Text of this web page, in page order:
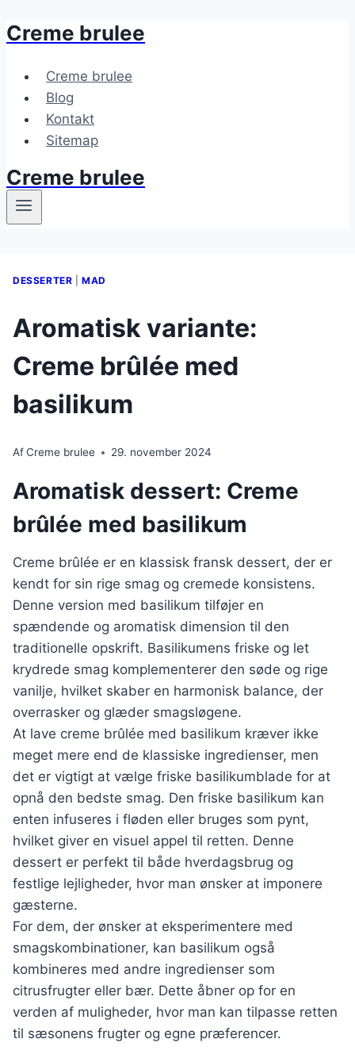
Fortsæt
indhold
Creme brulee
Creme brulee
Blog
Kontakt
Sitemap
Creme brulee
DESSERTER |MAD
Aromatisk variante:
Creme brûlée med
basilikum
AfCreme brulee 29. november 2024
Aromatisk dessert: Creme
brûlée med basilikum
Creme brûlée er en klassisk fransk dessert, der er
kendt for sin rige smag og cremede konsistens.
Denne version med basilikum tilføjer en
spændende og aromatisk dimension til den
traditionelle opskrift. Basilikumens friske og let
krydrede smag komplementerer den søde og rige
vanilje, hvilket skaber en harmonisk balance, der
overrasker og glæder smagsløgene.
At lave creme brûlée med basilikum kræver ikke
meget mere end de klassiske ingredienser, men
det er vigtigt at vælge friske basilikumblade for at
opnå den bedste smag. Den friske basilikum kan
enten infuseres i fløden eller bruges som pynt,
hvilket giver en visuel appel til retten. Denne
dessert er perfekt til både hverdagsbrug og
festlige lejligheder, hvor man ønsker at imponere
gæsterne.
For dem, der ønsker at eksperimentere med
smagskombinationer, kan basilikum også
kombineres med andre ingredienser som
citrusfrugter eller bær. Dette åbner op for en
verden af muligheder, hvor man kan tilpasse retten
til sæsonens frugter og egne præferencer.